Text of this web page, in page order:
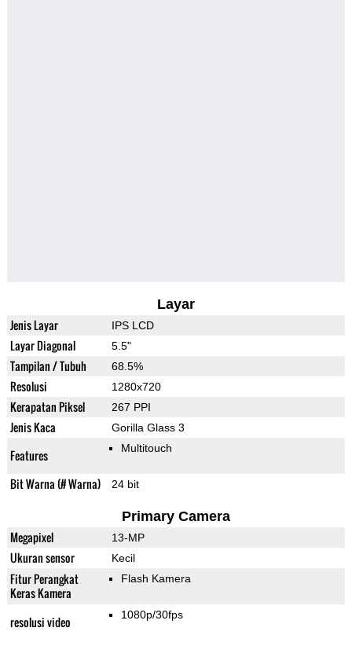
Layar
Jenis Layar IPS LCD
Layar Diagonal 5.5"
Tampilan / Tubuh 68.5%
Resolusi 1280x720
Kerapatan Piksel 267 PPI
Jenis Kaca Gorilla Glass 3
Features Multitouch
Bit Warna (# Warna) 24 bit
Primary Camera
Megapixel 13-MP
Ukuran sensor Kecil
Fitur Perangkat
Keras Kamera
Flash Kamera
resolusi video 1080p/30fps